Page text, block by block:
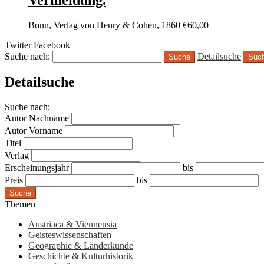
Bonn, Verlag von Henry & Cohen, 1860 €60,00
Twitter Facebook
Suche nach:
Detailsuche
Detailsuche
Suche nach:
Autor Nachname
Autor Vorname
Titel
Verlag
Erscheinungsjahr
bis
Preis
bis
Suche
Themen
Austriaca & Viennensia
Geisteswissenschaften
Geographie & Länderkunde
Geschichte & Kulturhistorik